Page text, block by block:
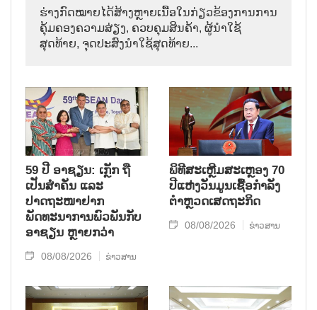
ຮ່າງກົດໝາຍໄດ້ສ້າງຫຼາຍເນື້ອໃນກ່ຽວຂ້ອງການການ
ຄຸ້ມຄອງຄວາມສ່ຽງ, ຄວບຄຸມສິນຄ້າ, ຜູ້ນຳໃຊ້
ສຸດທ້າຍ, ຈຸດປະສົງນຳໃຊ້ສຸດທ້າຍ...
59 ປີ ອາຊຽນ: ເກຼັກ ຖື
ເປັນສຳຄັນ ແລະ
ປາດຖະໜາຢາກ
ພັດທະນາການພົວພັນກັບ
ອາຊຽນ ຫຼາຍກວ່າ
08/08/2026 ຂ່າວສານ
ພິທີສະເຫຼີມສະເຫຼອງ 70
ປີແຫ່ງວັນມູນເຊື້ອກຳລັງ
ຕຳຫຼວດເສດຖະກິດ
08/08/2026 ຂ່າວສານ